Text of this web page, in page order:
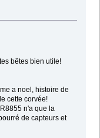
bêtes bien utile!
a noel, histoire de
cette corvée!
n'a que la
de capteurs et